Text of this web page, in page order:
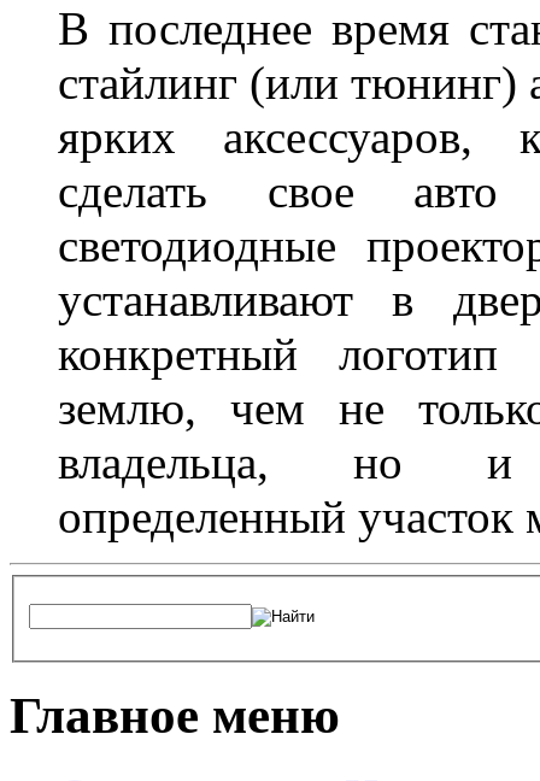
В последнее время
стайлинг (или тюнинг)
ярких аксессуаров,
сделать свое
светодиодные
устанавливают в
конкретный логотип
землю, чем не
владельца, но и
определенный участок
Главное меню